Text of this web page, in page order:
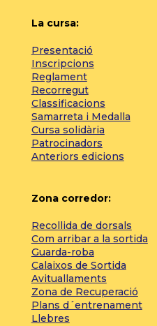
La cursa:
Presentació
Inscripcions
Reglament
Recorregut
Classificacions
Samarreta i Medalla
Cursa solidària
Patrocinadors
Anteriors edicions
Zona corredor:
Recollida de dorsals
Com arribar a la sortida
Guarda-roba
Calaixos de Sortida
Avituallaments
Zona de Recuperació
Plans d´entrenament
Llebres